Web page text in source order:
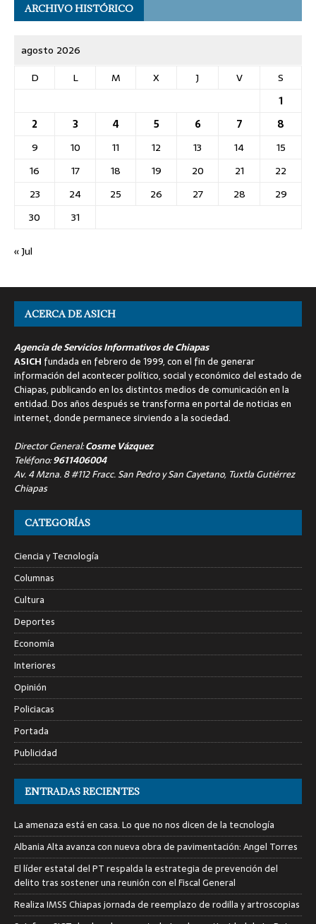
ARCHIVO HISTÓRICO
agosto 2026
D
L M X J V
S
1
2
3 4 5 6 7
8
9
10 11 12 13 14
15
16
17 18 19 20 21
22
23
24 25 26 27 28
29
30
31
« Jul
ACERCA DE ASICH
Agencia de Servicios Informativos de Chiapas
ASICH fundada en febrero de 1999, con el fin de generar
información del acontecer político, social y económico del estado de
Chiapas, publicando en los distintos medios de comunicación en la
entidad. Dos años después se transforma en portal de noticias en
internet, donde permanece sirviendo a la sociedad.
Director General:Cosme Vázquez
Teléfono:9611406004
Av. 4 Mzna. 8 #112 Fracc. San Pedro y San Cayetano, Tuxtla Gutiérrez
Chiapas
CATEGORÍAS
Ciencia y Tecnología
Columnas
Cultura
Deportes
Economía
Interiores
Opinión
Policiacas
Portada
Publicidad
ENTRADAS RECIENTES
La amenaza está en casa. Lo que no nos dicen de la tecnología
Albania Alta avanza con nueva obra de pavimentación: Angel Torres
El líder estatal del PT respalda la estrategia de prevención del
delito tras sostener una reunión con el Fiscal General
Realiza IMSS Chiapas jornada de reemplazo de rodilla y artroscopias